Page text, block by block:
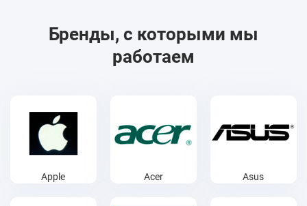
Бренды, с которыми мы
работаем
Apple Acer Asus